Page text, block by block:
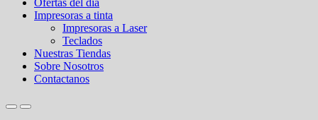
Ofertas del dia
Impresoras a tinta
Impresoras a Laser
Teclados
Nuestras Tiendas
Sobre Nosotros
Contactanos